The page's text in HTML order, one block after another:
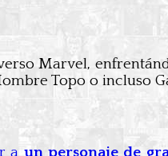
Marvel,
Topo o incluso